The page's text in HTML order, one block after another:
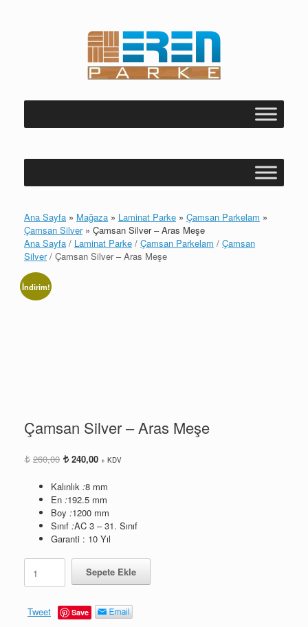
Ana Sayfa » Mağaza » Laminat Parke » Çamsan Parkelam »
Çamsan Silver » Çamsan Silver – Aras Meşe
Ana Sayfa / Laminat Parke / Çamsan Parkelam / Çamsan
Silver/ Çamsan Silver – Aras Meşe
İndirim!
Çamsan Silver – Aras Meşe
260,00 Orijinal
260,00.
240,00Şu
fiyat:
240,00.
+ KDV
Kalınlık :8 mm
En :192.5 mm
Boy :1200 mm
Sınıf :AC 3 – 31. Sınıf
Garanti : 10 Yıl
Silver
-
Meşe
Sepete Ekle
Tweet Save